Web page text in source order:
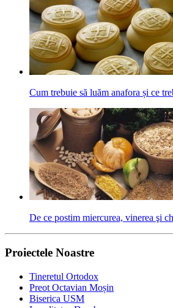
Cum trebuie să luăm anafora și ce
De ce postim miercurea, vinerea şi
Proiectele Noastre
Tineretul Ortodox
Preot Octavian Moșin
Biserica USM